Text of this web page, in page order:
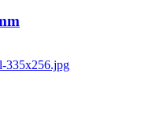
335x256.jpg